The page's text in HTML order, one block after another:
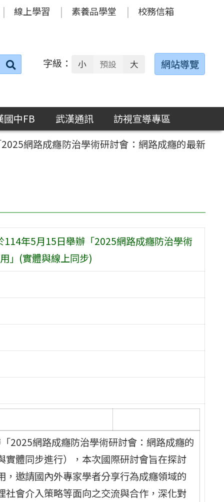
線上學習 素養品學堂 校務信箱
搜
字級： 小 預設 大 網站導覽
國中FB 武漢通訊
訪視宣導專區
網路成癮防治學術研討會：網路成癮的最新
年5月15日舉辦「2025網路成癮防治學術
」(實體與線上同步)
2025網路成癮防治學術研討會：網路成癮的
體同步進行），本次國際研討會旨在探討
邀請國內外專家學者分享行為成癮領域的
會介入策略等面向之交流與合作，深化對